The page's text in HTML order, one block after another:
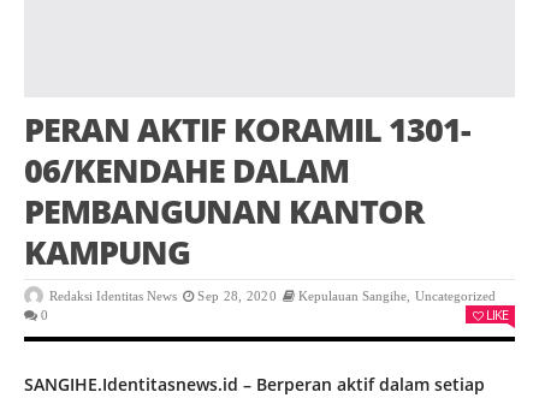
PERAN AKTIF KORAMIL 1301-
06/KENDAHE DALAM
PEMBANGUNAN KANTOR
KAMPUNG
Redaksi Identitas News Sep 28, 2020 Kepulauan Sangihe Uncategorized
0
LIKE
SANGIHE.Identitasnews.id – Berperan aktif dalam setiap